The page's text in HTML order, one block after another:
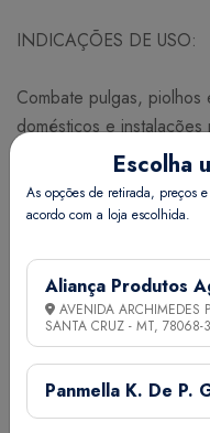
INDICAÇÕES DE USO:
Combate pulgas, piolhos
domésticos e
ácaros dos currais,
dependências rurais.
Uso externo. Cobrir o
de pó espalhando bem
instalações,
g a 100 g do produto
de moscas, ácaros e
Escolha
As opções de retirada, preços
acordo com a loja escolhida.
Aliança Produtos
AVENIDA ARCHIMEDES
SANTA CRUZ - MT, 78068-
Panmella K. De P.